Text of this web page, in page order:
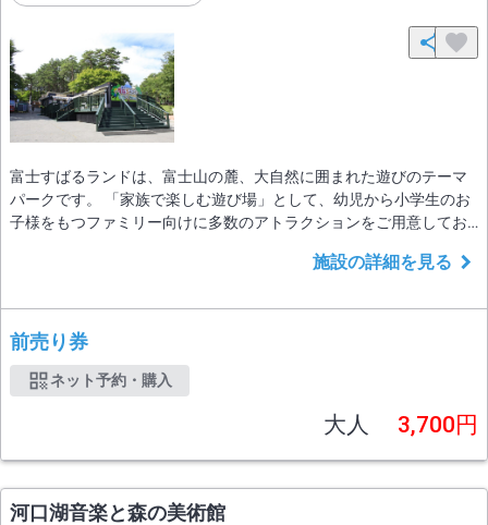
富士すばるランドは、富士山の麓、大自然に囲まれた遊びのテーマ
パークです。 「家族で楽しむ遊び場」として、幼児から小学生のお
子様をもつファミリー向けに多数のアトラクションをご用意してお
愛犬とふれあい楽しむドッグエリアと、一日かけて様々な体験を満
です。
施設の詳細を見る
前売り券
ネット予約・購入
大人 3,700円
河口湖音楽と森の美術館